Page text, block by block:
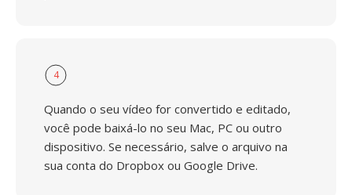
4
Quando o seu vídeo for convertido e editado,
você pode baixá-lo no seu Mac, PC ou outro
dispositivo. Se necessário, salve o arquivo na
sua conta do Dropbox ou Google Drive.